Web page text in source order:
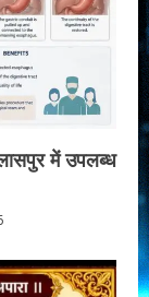
में उपलब्ध